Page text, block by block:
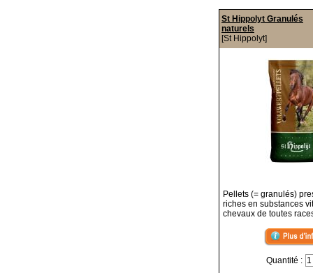
St Hippolyt Granulés
naturels
[St Hippolyt]
Pellets (= granulés)
riches en substances
chevaux de toutes
Quantité :